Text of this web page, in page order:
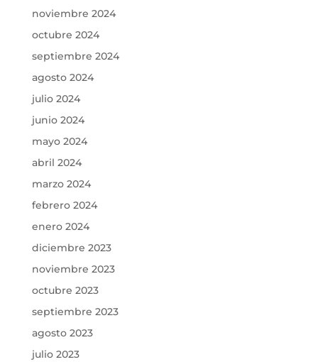
noviembre 2024
octubre 2024
septiembre 2024
agosto 2024
julio 2024
junio 2024
mayo 2024
abril 2024
marzo 2024
febrero 2024
enero 2024
diciembre 2023
noviembre 2023
octubre 2023
septiembre 2023
agosto 2023
julio 2023